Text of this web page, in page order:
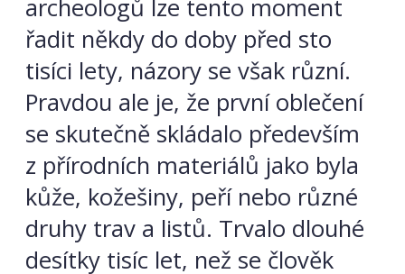
archeologů lze tento moment
řadit někdy do doby před sto
tisíci lety, názory se však různí.
Pravdou ale je, že první oblečení
se skutečně skládalo především
z přírodních materiálů jako byla
kůže, kožešiny, peří nebo různé
druhy trav a listů. Trvalo dlouhé
desítky tisíc let, než se člověk